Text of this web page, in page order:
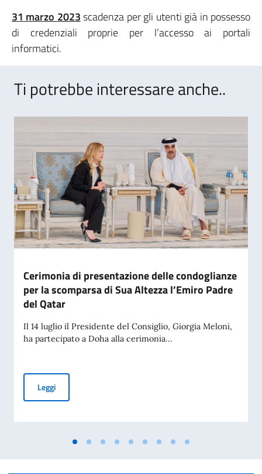
31 marzo 2023scadenza per gli utenti già in possesso
di credenziali proprie per l’accesso ai portali
informatici.
Ti potrebbe interessare anche..
Cerimonia di presentazione delle condoglianze
per la scomparsa di Sua Altezza l’Emiro Padre
del Qatar
Il 14 luglio il Presidente del Consiglio, Giorgia Meloni,
ha partecipato a Doha alla cerimonia...
LeggiCerimonia di presentazione delle condoglianze per la